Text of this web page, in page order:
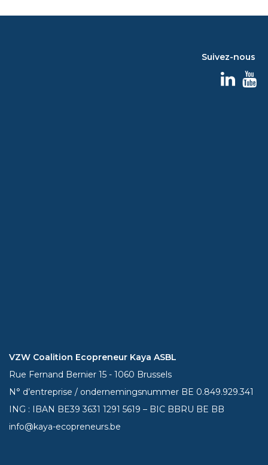
Suivez-nous
VZW Coalition Ecopreneur Kaya ASBL
Rue Fernand Bernier 15 - 1060 Brussels
N° d’entreprise / ondernemingsnummer BE 0.849.929.341
ING : IBAN BE393631 1291 5619 – BIC BBRU BE BB
info@kaya-ecopreneurs.be